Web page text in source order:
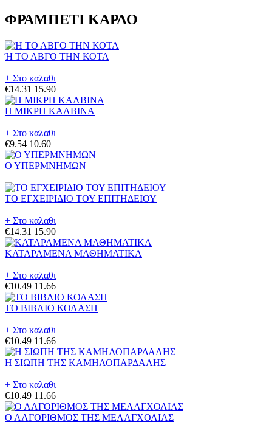
ΦΡΑΜΠΕΤΙ ΚΑΡΛΟ
Ή ΤΟ ΑΒΓΟ ΤΗΝ ΚΟΤΑ
+ Στο καλαθι
€14.31 15.90
Η ΜΙΚΡΗ ΚΑΛΒΙΝΑ
+ Στο καλαθι
€9.54 10.60
Ο ΥΠΕΡΜΝΗΜΩΝ
ΤΟ ΕΓΧΕΙΡΙΔΙΟ ΤΟΥ ΕΠΙΤΗΔΕΙΟΥ
+ Στο καλαθι
€14.31 15.90
ΚΑΤΑΡΑΜΕΝΑ ΜΑΘΗΜΑΤΙΚΑ
+ Στο καλαθι
€10.49 11.66
ΤΟ ΒΙΒΛΙΟ ΚΟΛΑΣΗ
+ Στο καλαθι
€10.49 11.66
Η ΣΙΩΠΗ ΤΗΣ ΚΑΜΗΛΟΠΑΡΔΑΛΗΣ
+ Στο καλαθι
€10.49 11.66
Ο ΑΛΓΟΡΙΘΜΟΣ ΤΗΣ ΜΕΛΑΓΧΟΛΙΑΣ